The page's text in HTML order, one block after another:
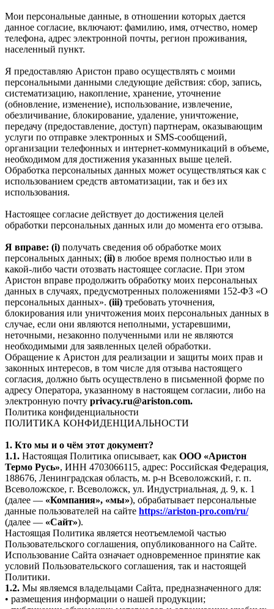
Мои персональные данные, в отношении которых дается
данное согласие, включают: фамилию, имя, отчество, номер
телефона, адрес электронной почты, регион проживания,
населенный пункт.
Я предоставляю Аристон право осуществлять с моими
персональными данными следующие действия: сбор, запись,
систематизацию, накопление, хранение, уточнение
(обновление, изменение), использование, извлечение,
обезличивание, блокирование, удаление, уничтожение,
передачу (предоставление, доступ) партнерам, оказывающим
услуги по отправке электронных и SMS‑сообщений,
организации телефонных и интернет‑коммуникаций в объеме,
необходимом для достижения указанных выше целей.
Обработка персональных данных может осуществляться как с
использованием средств автоматизации, так и без их
использования.
Настоящее согласие действует до достижения целей
обработки персональных данных или до момента его отзыва.
Я вправе: (i) получать сведения об обработке моих
персональных данных; (ii) в любое время полностью или в
какой-либо части отозвать настоящее согласие. При этом
Аристон вправе продолжить обработку моих персональных
данных в случаях, предусмотренных положениями 152-ФЗ «О
персональных данных». (iii) требовать уточнения,
блокирования или уничтожения моих персональных данных в
случае, если они являются неполными, устаревшими,
неточными, незаконно полученными или не являются
необходимыми для заявленных целей обработки.
Обращение к Аристон для реализации и защиты моих прав и
законных интересов, в том числе для отзыва настоящего
согласия, должно быть осуществлено в письменной форме по
адресу Оператора, указанному в настоящем согласии, либо на
электронную почту privacy.ru@ariston.com.
Политика конфиденциальности
ПОЛИТИКА КОНФИДЕНЦИАЛЬНОСТИ
1. Кто мы и о чём этот документ?
1.1. Настоящая Политика описывает, как ООО «Аристон
Термо Русь», ИНН 4703066115, адрес: Российская Федерация,
188676, Ленинградская область, м. р-н Всеволожский, г. п.
Всеволожское, г. Всеволожск, ул. Индустриальная, д. 9, к. 1
(далее — «Компания», «мы»), обрабатывает персональные
данные пользователей на сайте https://ariston-pro.com/ru/
(далее — «Сайт»).
Настоящая Политика является неотъемлемой частью
Пользовательского соглашения, опубликованного на Сайте.
Использование Сайта означает одновременное принятие как
условий Пользовательского соглашения, так и настоящей
Политики.
1.2. Мы являемся владельцами Сайта, предназначенного для:
• размещения информации о нашей продукции;